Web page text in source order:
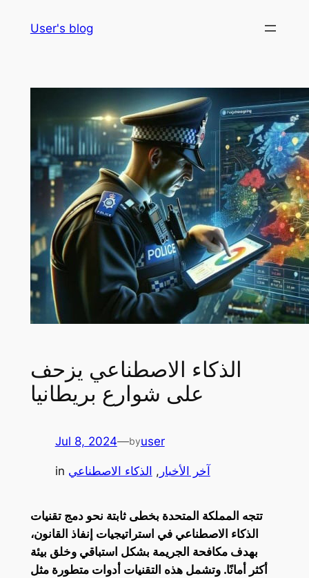
User's blog
الذكاء الاصطناعي يزحف
على شوارع بريطانيا
Jul 8, 2024—byuser
in آخر الأخبار , الذكاء الاصطناعي
تتجه المملكة المتحدة بخطى ثابتة نحو دمج تقنيات
الذكاء الاصطناعي في استراتيجيات إنفاذ القانون،
بهدف مكافحة الجريمة بشكل استباقي وخلق بيئة
أكثر أمانًا. وتشمل هذه التقنيات أدوات متطورة مثل